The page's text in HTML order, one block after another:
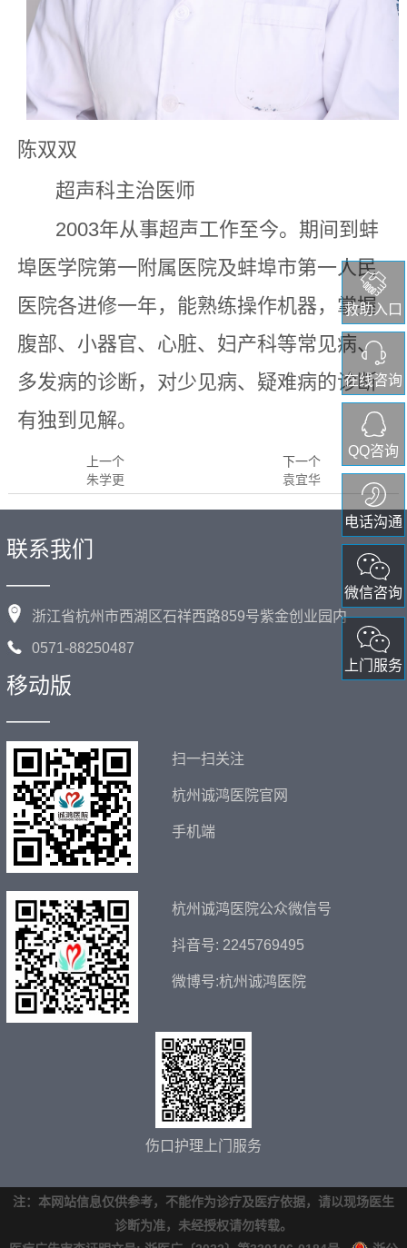
救助入口
在线咨询
QQ咨询
电话沟通
微信咨询
上门服务
陈双双
超声科主治医师
2003年从事超声工作至今。期间到蚌
埠医学院第一附属医院及蚌埠市第一人民
医院各进修一年，能熟练操作机器，掌握
腹部、小器官、心脏、妇产科等常见病、
多发病的诊断，对少见病、疑难病的诊断
有独到见解。
上一个
朱学更
下一个
袁宜华
联系我们
——
浙江省杭州市西湖区石祥西路859号紫金创业园内
0571-88250487
移动版
——
扫一扫关注
杭州诚鸿医院官网
手机端
杭州诚鸿医院公众微信号
抖音号: 2245769495
微博号:杭州诚鸿医院
伤口护理上门服务
注：本网站信息仅供参考，不能作为诊疗及医疗依据，请以现场医生
诊断为准，未经授权请勿转载。